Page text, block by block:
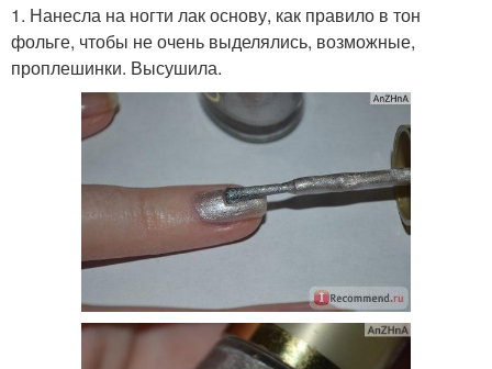
1. Нанесла на ногти лак основу, как правило в тон
фольге, чтобы не очень выделялись, возможные,
проплешинки. Высушила.